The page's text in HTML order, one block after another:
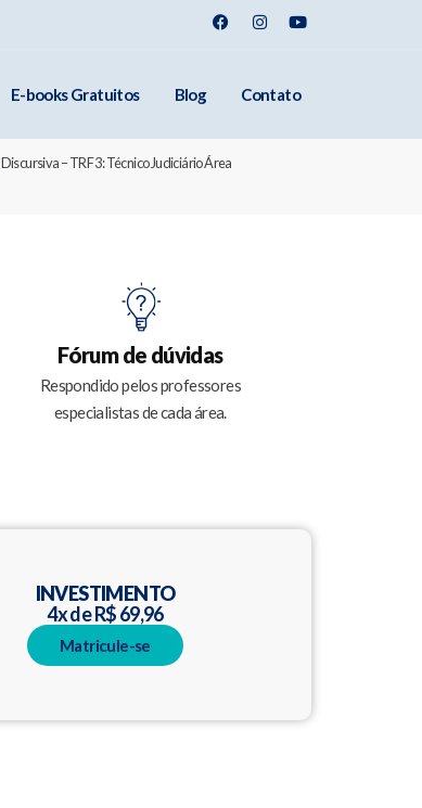
E-books Gratuitos Blog Contato
Discursiva – TRF 3: Técnico Judiciário Área
Fórum de dúvidas
Respondido pelos professores
especialistas de cada área.
INVESTIMENTO
4x de R$ 69,96
Matricule-se